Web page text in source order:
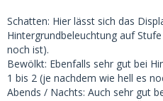
Schatten: Hier lässt sich das
Hintergrundbeleuchtung auf
noch ist).
Bewölkt: Ebenfalls sehr gut bei
1 bis 2 (je nachdem wie hell es
Abends / Nachts: Auch sehr gut